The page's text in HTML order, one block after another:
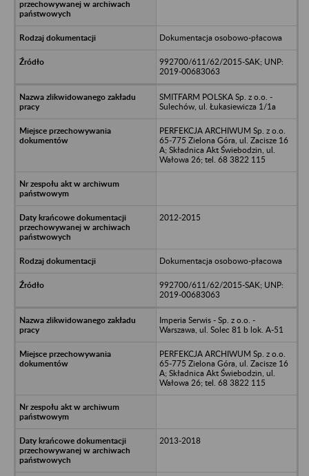
Dokumentacja osobowo-płacowa
992700/611/62/2015-SAK; UNP:
2019-00683063
SMITFARM POLSKA Sp. z o.o. -
Sulechów, ul. Łukasiewicza 1/1a
PERFEKCJA ARCHIWUM Sp. z o.o.
65-775 Zielona Góra, ul. Zacisze 16
A; Składnica Akt Świebodzin, ul.
Wałowa 26; tel. 68 3822 115
2012-2015
Dokumentacja osobowo-płacowa
992700/611/62/2015-SAK; UNP:
2019-00683063
Imperia Serwis - Sp. z o.o. -
Warszawa, ul. Solec 81 b lok. A-51
PERFEKCJA ARCHIWUM Sp. z o.o.
65-775 Zielona Góra, ul. Zacisze 16
A; Składnica Akt Świebodzin, ul.
Wałowa 26; tel. 68 3822 115
2013-2018